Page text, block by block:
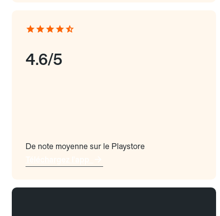
4.6/5
De note moyenne sur le Playstore